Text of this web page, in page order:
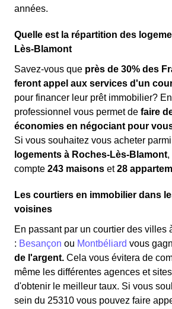
années.
Quelle est la répartition des
Lès-Blamont
Savez-vous que près de 30% des
feront appel aux services d'un
pour financer leur prêt immobilier?
professionnel vous permet de faire
économies en négociant pour
Si vous souhaitez vous acheter
logements à Roches-Lès-Blamont,
compte 243 maisons et28
Les courtiers en immobilier dans
voisines
En passant par un courtier des villes
: Besançon ou Montbéliard vous
de l'argent. Cela vous évitera de
même les différentes agences et
d'obtenir le meilleur taux. Si vous
sein du 25310 vous pouvez faire